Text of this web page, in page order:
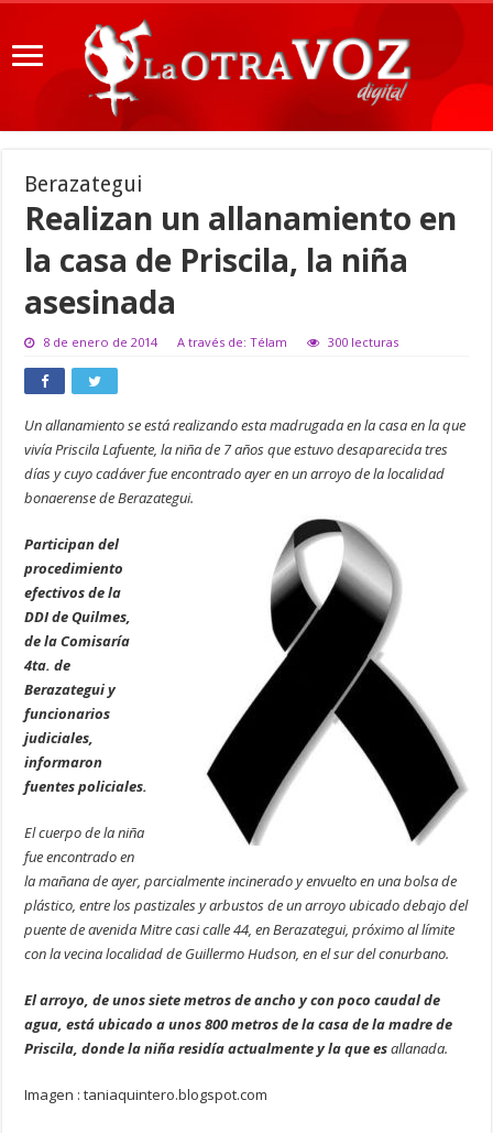
Berazategui
Realizan un allanamiento en
la casa de Priscila, la niña
asesinada
8 de enero de 2014 A través de: Télam 300 lecturas
Un allanamiento se está realizando esta madrugada en la casa en la que
vivía Priscila Lafuente, la niña de 7 años que estuvo desaparecida tres
días y cuyo cadáver fue encontrado ayer en un arroyo de la localidad
bonaerense de Berazategui.
Participan del
procedimiento
efectivos de la
DDI de Quilmes,
de la Comisaría
4ta. de
Berazategui y
funcionarios
judiciales,
informaron
fuentes policiales.
El cuerpo de la niña
fue encontrado en
la mañana de ayer, parcialmente incinerado y envuelto en una bolsa de
plástico, entre los pastizales y arbustos de un arroyo ubicado debajo del
puente de avenida Mitre casi calle 44, en Berazategui, próximo al límite
con la vecina localidad de Guillermo Hudson, en el sur del conurbano.
El arroyo, de unos siete metros de ancho y con poco caudal de
agua, está ubicado a unos 800 metros de la casa de la madre de
Priscila, donde la niña residía actualmente y la que esallanada.
Imagen : taniaquintero.blogspot.com